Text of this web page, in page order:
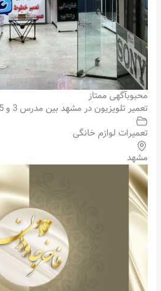
محبوبآگهی ممتاز
تعمیر تلویزیون در مشهد بین مدرس 3 و 5 – روزی حلال
تعمیرات لوازم خانگی
مشهد